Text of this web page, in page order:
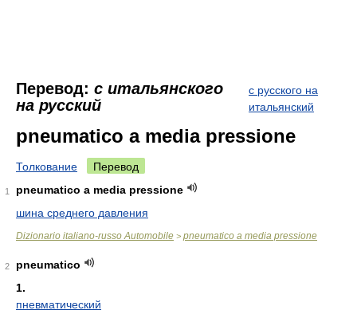
Перевод: с итальянского
на русский
с русского на
итальянский
pneumatico a media pressione
Толкование Перевод
1
pneumatico a media pressione
шина среднего давления
Dizionario italiano-russo Automobile > pneumatico a media pressione
2
pneumatico
1.
пневматический